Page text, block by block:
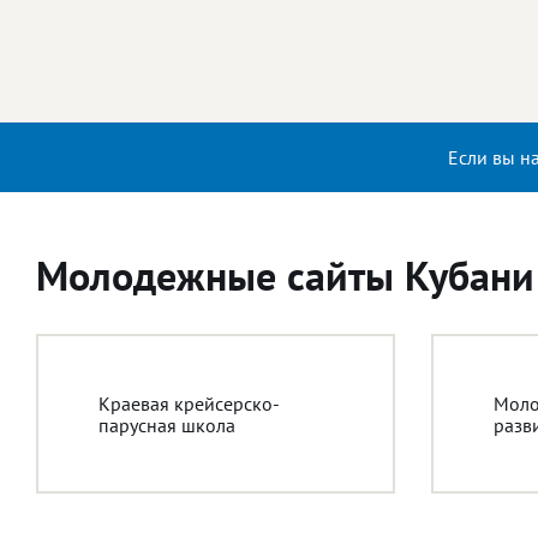
Если вы
Молодежные сайты Кубани
Краевая крейсерско-
парусная школа